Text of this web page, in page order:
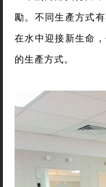
勵。不同生產方式
在水中迎接新生命
的生產方式。